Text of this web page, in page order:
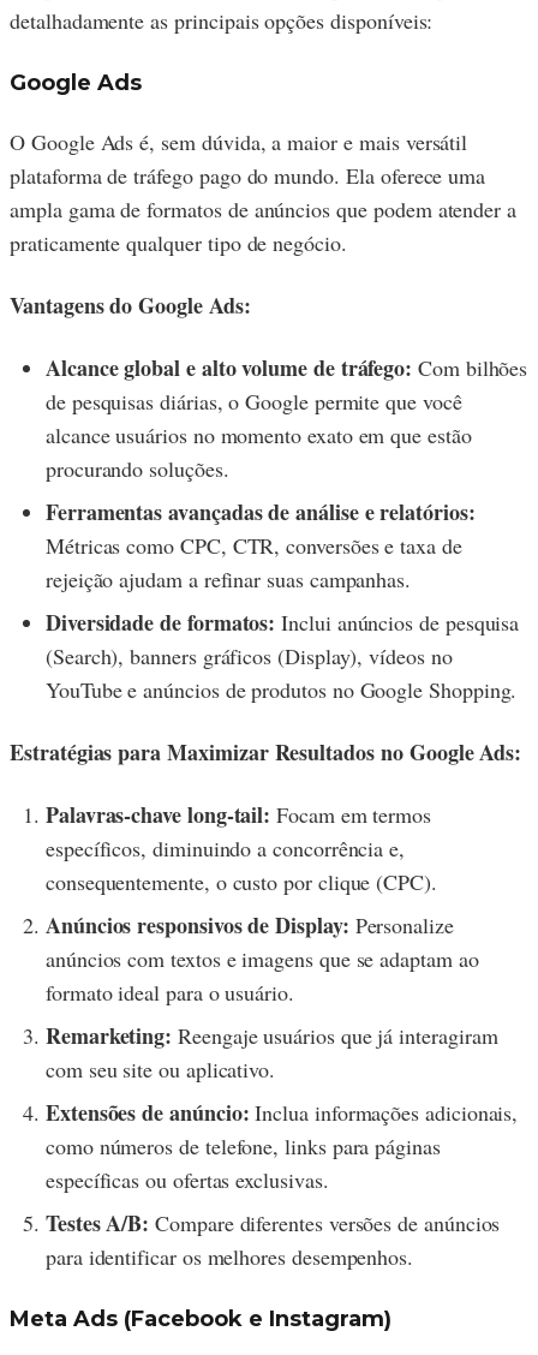
detalhadamente as principais opções disponíveis:
Google Ads
O Google Ads é, sem dúvida, a maior e mais versátil
plataforma de tráfego pago do mundo. Ela oferece uma
ampla gama de formatos de anúncios que podem atender a
praticamente qualquer tipo de negócio.
Vantagens do Google Ads:
Alcance global e alto volume de tráfego: Com bilhões
de pesquisas diárias, o Google permite que você
alcance usuários no momento exato em que estão
procurando soluções.
Ferramentas avançadas de análise e relatórios:
Métricas como CPC, CTR, conversões e taxa de
rejeição ajudam a refinar suas campanhas.
Diversidade de formatos: Inclui anúncios de pesquisa
(Search), banners gráficos (Display), vídeos no
YouTube e anúncios de produtos no Google Shopping.
Estratégias para Maximizar Resultados no Google Ads:
Palavras-chave long-tail: Focam em termos
específicos, diminuindo a concorrência e,
consequentemente, o custo por clique (CPC).
Anúncios responsivos de Display: Personalize
anúncios com textos e imagens que se adaptam ao
formato ideal para o usuário.
Remarketing: Reengaje usuários que já interagiram
com seu site ou aplicativo.
Extensões de anúncio: Inclua informações adicionais,
como números de telefone, links para páginas
específicas ou ofertas exclusivas.
Testes A/B: Compare diferentes versões de anúncios
para identificar os melhores desempenhos.
Meta Ads (Facebook e Instagram)